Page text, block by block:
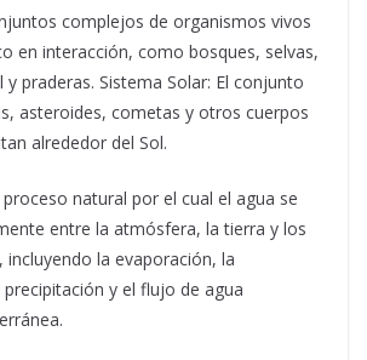
complejos de organismos vivos
en interacción, como bosques, selvas,
praderas. Sistema Solar: El conjunto
asteroides, cometas y otros cuerpos
alrededor del Sol.
proceso natural por el cual el agua se
entre la atmósfera, la tierra y los
incluyendo la evaporación, la
y el flujo de agua